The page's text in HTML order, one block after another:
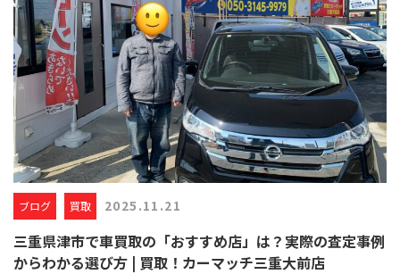
ブログ 買取 2025.11.21
三重県津市で車買取の「おすすめ店」は？実際の査定事例
からわかる選び方 | 買取！カーマッチ三重大前店